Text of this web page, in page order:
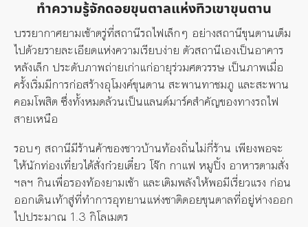
ทำความรู้จักดอยขุนตาลแห่งทิวเขาขุนตาน
บรรยากาศยามเช้าตรู่ที่สถานีรถไฟเล็กๆ อย่างสถานีขุนตานเต็ม
ไปด้วยรายละเอียดแห่งความเรียบง่าย ตัวสถานีเองเป็นอาคาร
หลังเล็ก ประดับภาพถ่ายเก่าแก่อายุร่วมศตวรรษ เป็นภาพเมื่อ
ครั้งเริ่มมีการก่อสร้างอุโมงค์ขุนตาน สะพานทาชมภู และสะพาน
คอมโพสิต ซึ่งทั้งหมดล้วนเป็นแลนด์มาร์คสำคัญของทางรถไฟ
สายเหนือ
รอบๆ สถานีมีร้านค้าของชาวบ้านท้องถิ่นไม่กี่ร้าน เพียงพอจะ
ให้นักท่องเที่ยวได้สั่งก๋วยเตี๋ยว โจ๊ก กาแฟ หมูปิ้ง อาหารตามสั่ง
ฯลฯ กินเพื่อรองท้องยามเช้า และเติมพลังให้พอมีเรี่ยวแรง ก่อน
ออกเดินเท้าสู่ที่ทำการอุทยานแห่งชาติดอยขุนตาลที่อยู่ห่างออก
ไปประมาณ 1.3 กิโลเมตร